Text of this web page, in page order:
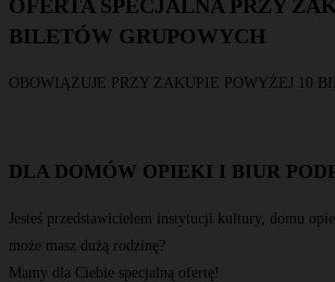
OFERTA SPECJALNA PRZY
BILETÓW GRUPOWYCH
OBOWIĄZUJE PRZY ZAKUPIE POWYŻEJ 10
DLA DOMÓW OPIEKI I BIUR
Jesteś przedstawicielem instytucji kultury, domu
może masz dużą rodzinę?
Mamy dla Ciebie specjalną ofertę!